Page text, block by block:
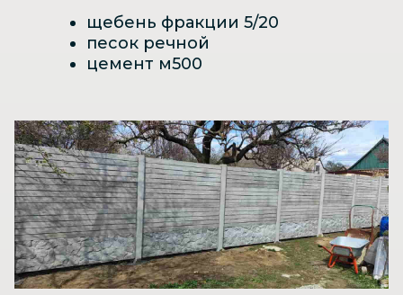
щебень фракции 5/20
песок речной
цемент м500